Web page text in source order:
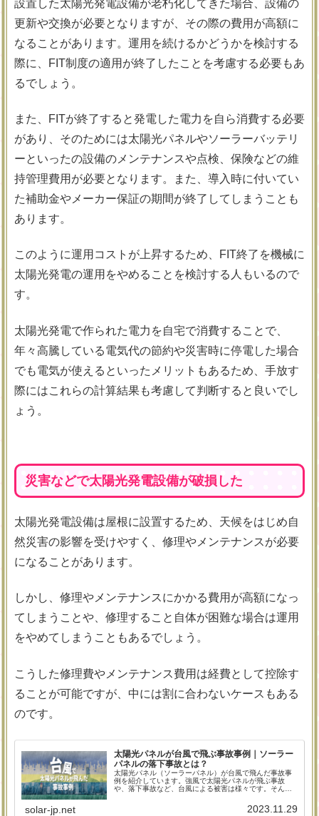
設置した太陽光発電設備が老朽化してきた場合、設備の
更新や交換が必要となりますが、その際の費用が高額に
なることがあります。運用を続けるかどうかを検討する
際に、FIT制度の適用が終了したことを考慮する必要もあ
るでしょう。
また、FITが終了すると発電した電力を自ら消費する必要
があり、そのためには太陽光パネルやソーラーバッテリ
ーといったの設備のメンテナンスや点検、保険などの維
持管理費用が必要となります。また、導入時に付いてい
た補助金やメーカー保証の期間が終了してしまうことも
あります。
このように運用コストが上昇するため、FIT終了を機械に
太陽光発電の運用をやめることを検討する人もいるので
す。
太陽光発電で作られた電力を自宅で消費することで、
年々高騰している電気代の節約や災害時に停電した場合
でも電気が使えるといったメリットもあるため、手放す
際にはこれらの計算結果も考慮して判断すると良いでし
ょう。
災害などで太陽光発電設備が破損した
太陽光発電設備は屋根に設置するため、天候をはじめ自
然災害の影響を受けやすく、修理やメンテナンスが必要
になることがあります。
しかし、修理やメンテナンスにかかる費用が高額になっ
てしまうことや、修理すること自体が困難な場合は運用
をやめてしまうこともあるでしょう。
こうした修理費やメンテナンス費用は経費として控除す
ることが可能ですが、中には割に合わないケースもある
のです。
太陽光パネルが台風で飛ぶ事故事例｜ソーラー
パネルの落下事故とは？
太陽光パネル（ソーラーパネル）が台風で飛んだ事故事
例を紹介しています。強風で太陽光パネルが飛ぶ事故
や、落下事故など、台風による被害は様々です。そんな
solar-jp.net 2023.11.29